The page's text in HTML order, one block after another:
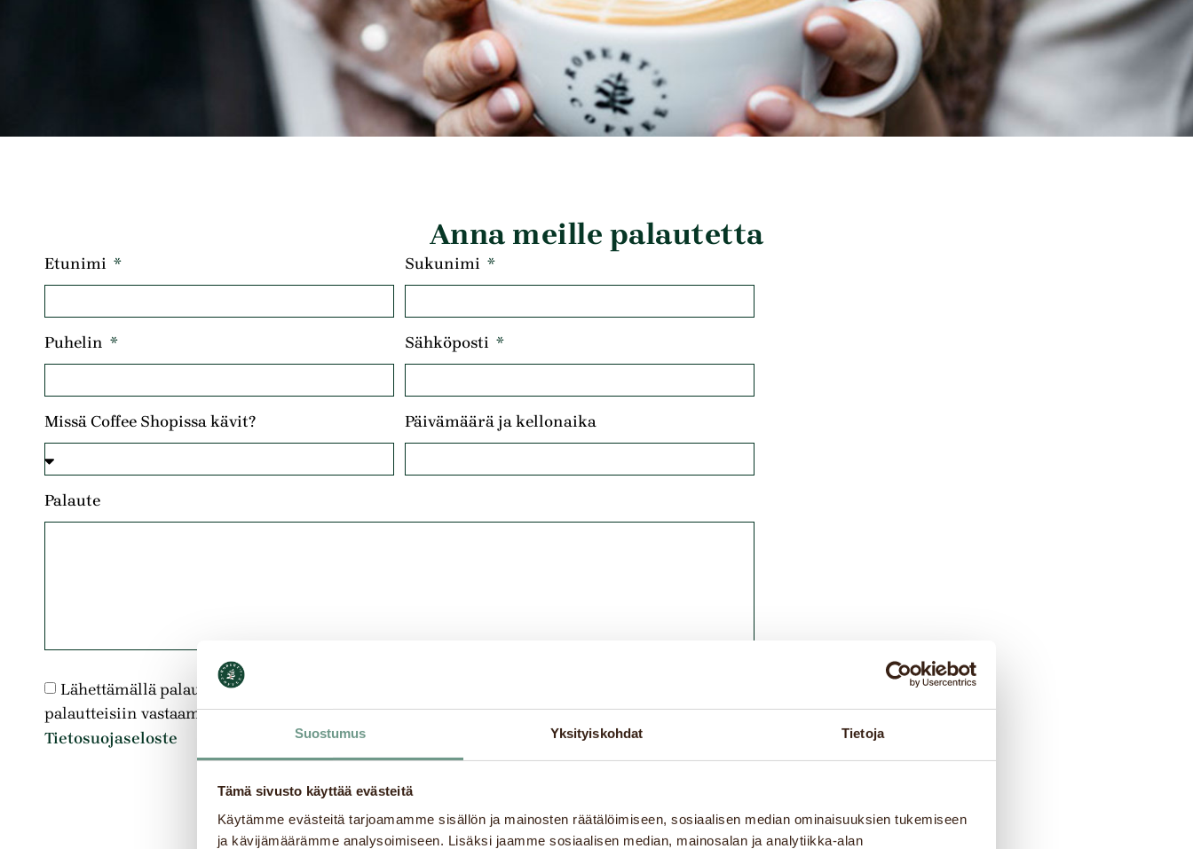
Suostumus Yksityiskohdat Tietoja
Tämä sivusto käyttää evästeitä
Käytämme evästeitä tarjoamamme sisällön ja mainosten räätälöimiseen, sosiaalisen median ominaisuuksien tukemiseen
ja kävijämäärämme analysoimiseen. Lisäksi jaamme sosiaalisen median, mainosalan ja analytiikka-alan
Anna meille palautetta
Etunimi Sukunimi
Puhelin Sähköposti
Missä Coffee Shopissa kävit? Päivämäärä ja kellonaika
Palaute
Lähettämällä palautteen hyväksyn, että antamani tiedot tallennetaan palautejärjestelmään
palautteisiin vastaamista varten. *
Tietosuojaseloste
LÄHETÄ